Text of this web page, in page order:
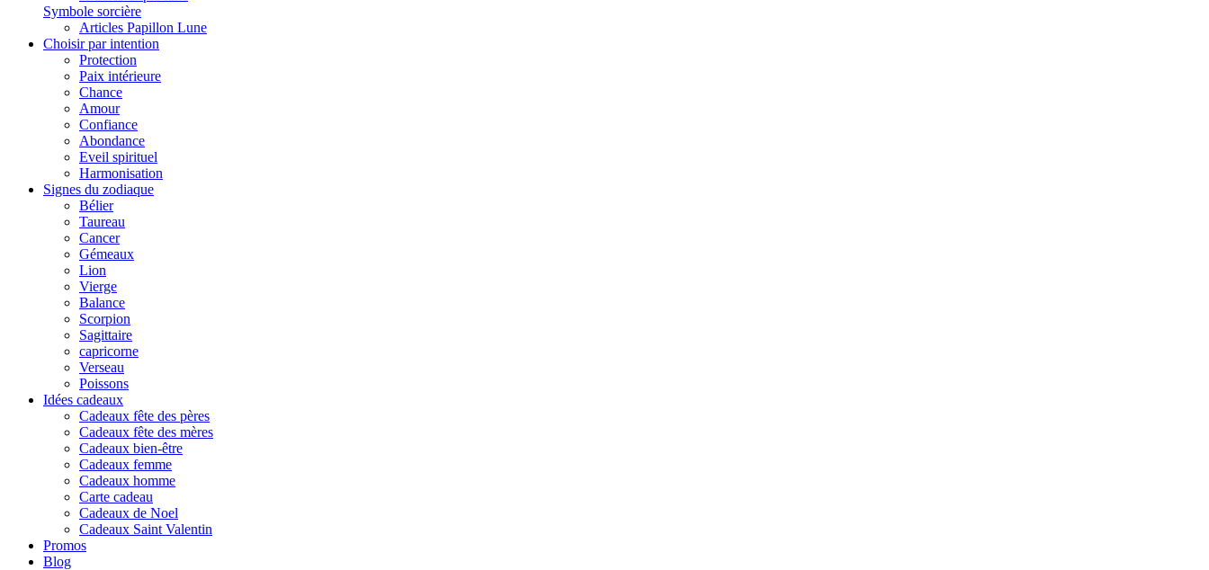
Symbole sorcière
Articles Papillon Lune
Choisir par intention
Protection
Paix intérieure
Chance
Amour
Confiance
Abondance
Eveil spirituel
Harmonisation
Signes du zodiaque
Bélier
Taureau
Cancer
Gémeaux
Lion
Vierge
Balance
Scorpion
Sagittaire
capricorne
Verseau
Poissons
Idées cadeaux
Cadeaux fête des pères
Cadeaux fête des mères
Cadeaux bien-être
Cadeaux femme
Cadeaux homme
Carte cadeau
Cadeaux de Noel
Cadeaux Saint Valentin
Promos
Blog